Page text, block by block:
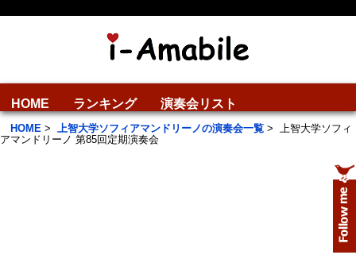
HOME ランキング 演奏会リスト
HOME > 上智大学ソフィアマンドリーノの演奏会一覧 > 上智大学ソフィ
アマンドリーノ 第85回定期演奏会